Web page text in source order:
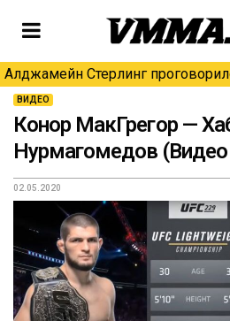
Алджамейн Стерлинг
ВИДЕО
Конор МакГрегор —
Нурмагомедов
02.05.2020